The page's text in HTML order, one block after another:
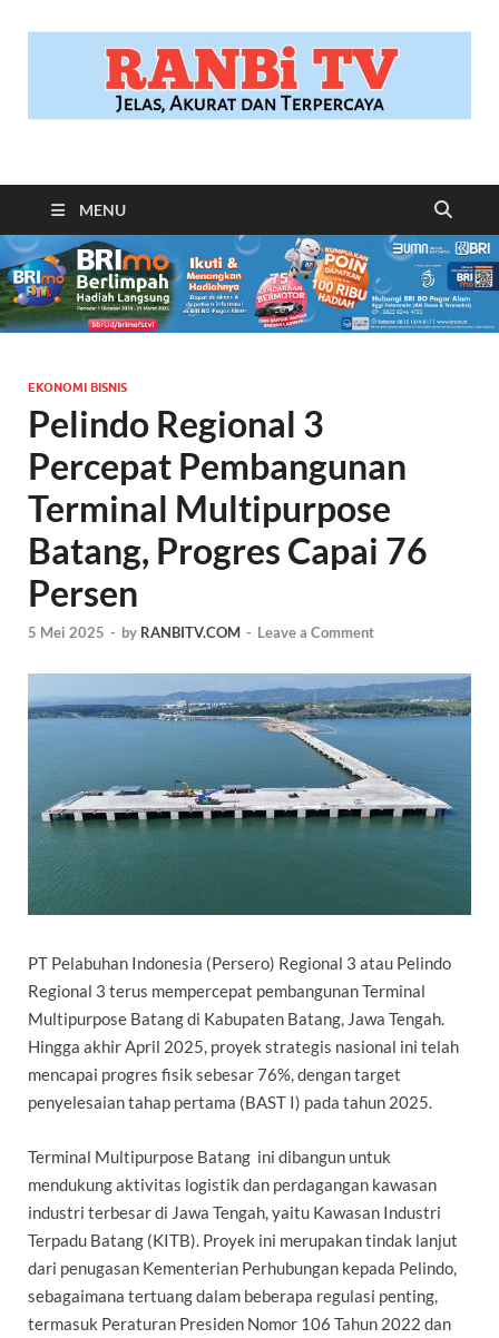
RANBITV.COM
MENU
EKONOMI BISNIS
Pelindo Regional 3
Percepat Pembangunan
Terminal Multipurpose
Batang, Progres Capai 76
Persen
5 Mei 2025 - by RANBITV.COM - Leave a Comment
PT Pelabuhan Indonesia (Persero) Regional 3 atau Pelindo
Regional 3 terus mempercepat pembangunan Terminal
Multipurpose Batang di Kabupaten Batang, Jawa Tengah.
Hingga akhir April 2025, proyek strategis nasional ini telah
mencapai progres fisik sebesar 76%, dengan target
penyelesaian tahap pertama (BAST I) pada tahun 2025.
Terminal Multipurpose Batang ini dibangun untuk
mendukung aktivitas logistik dan perdagangan kawasan
industri terbesar di Jawa Tengah, yaitu Kawasan Industri
Terpadu Batang (KITB). Proyek ini merupakan tindak lanjut
dari penugasan Kementerian Perhubungan kepada Pelindo,
sebagaimana tertuang dalam beberapa regulasi penting,
termasuk Peraturan Presiden Nomor 106 Tahun 2022 dan